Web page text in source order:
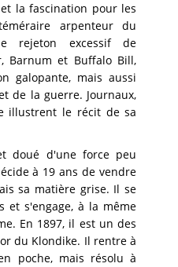
la fascination pour les
arpenteur du
rejeton excessif de
Barnum et Buffalo Bill,
galopante, mais aussi
de la guerre. Journaux,
illustrent le récit de sa
doué d'une force peu
à 19 ans de vendre
sa matière grise. Il se
et s'engage, à la même
En 1897, il est un des
du Klondike. Il rentre à
poche, mais résolu à